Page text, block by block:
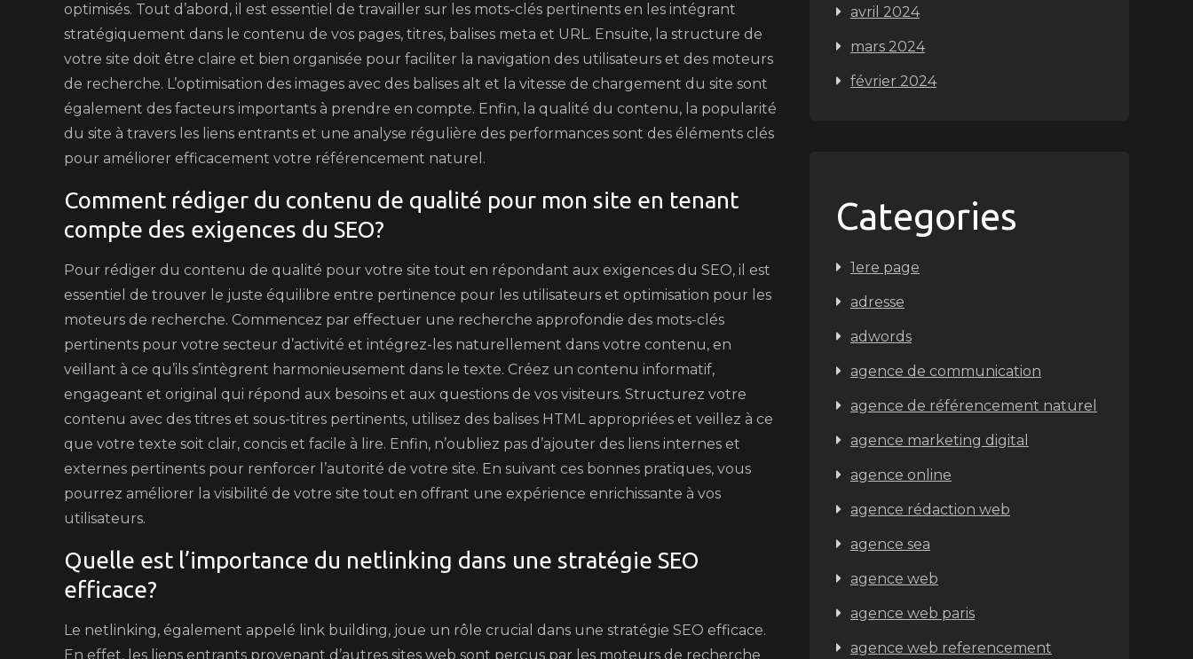
optimisés. Tout d’abord, il est essentiel de travailler sur les mots-clés pertinents en les intégrant
stratégiquement dans le contenu de vos pages, titres, balises meta et URL. Ensuite, la structure de
votre site doit être claire et bien organisée pour faciliter la navigation des utilisateurs et des moteurs
de recherche. L’optimisation des images avec des balises alt et la vitesse de chargement du site sont
également des facteurs importants à prendre en compte. Enfin, la qualité du contenu, la popularité
du site à travers les liens entrants et une analyse régulière des performances sont des éléments clés
pour améliorer efficacement votre référencement naturel.
Comment rédiger du contenu de qualité pour mon site en tenant
compte des exigences du SEO?
Pour rédiger du contenu de qualité pour votre site tout en répondant aux exigences du SEO, il est
essentiel de trouver le juste équilibre entre pertinence pour les utilisateurs et optimisation pour les
moteurs de recherche. Commencez par effectuer une recherche approfondie des mots-clés
pertinents pour votre secteur d’activité et intégrez-les naturellement dans votre contenu, en
veillant à ce qu’ils s’intègrent harmonieusement dans le texte. Créez un contenu informatif,
engageant et original qui répond aux besoins et aux questions de vos visiteurs. Structurez votre
contenu avec des titres et sous-titres pertinents, utilisez des balises HTML appropriées et veillez à ce
que votre texte soit clair, concis et facile à lire. Enfin, n’oubliez pas d’ajouter des liens internes et
externes pertinents pour renforcer l’autorité de votre site. En suivant ces bonnes pratiques, vous
pourrez améliorer la visibilité de votre site tout en offrant une expérience enrichissante à vos
utilisateurs.
Quelle est l’importance du netlinking dans une stratégie SEO
efficace?
Le netlinking, également appelé link building, joue un rôle crucial dans une stratégie SEO efficace.
En effet, les liens entrants provenant d’autres sites web sont perçus par les moteurs de recherche
avril 2024
mars 2024
février 2024
Categories
1ere page
adresse
adwords
agence de communication
agence de référencement naturel
agence marketing digital
agence online
agence rédaction web
agence sea
agence web
agence web paris
agence web referencement